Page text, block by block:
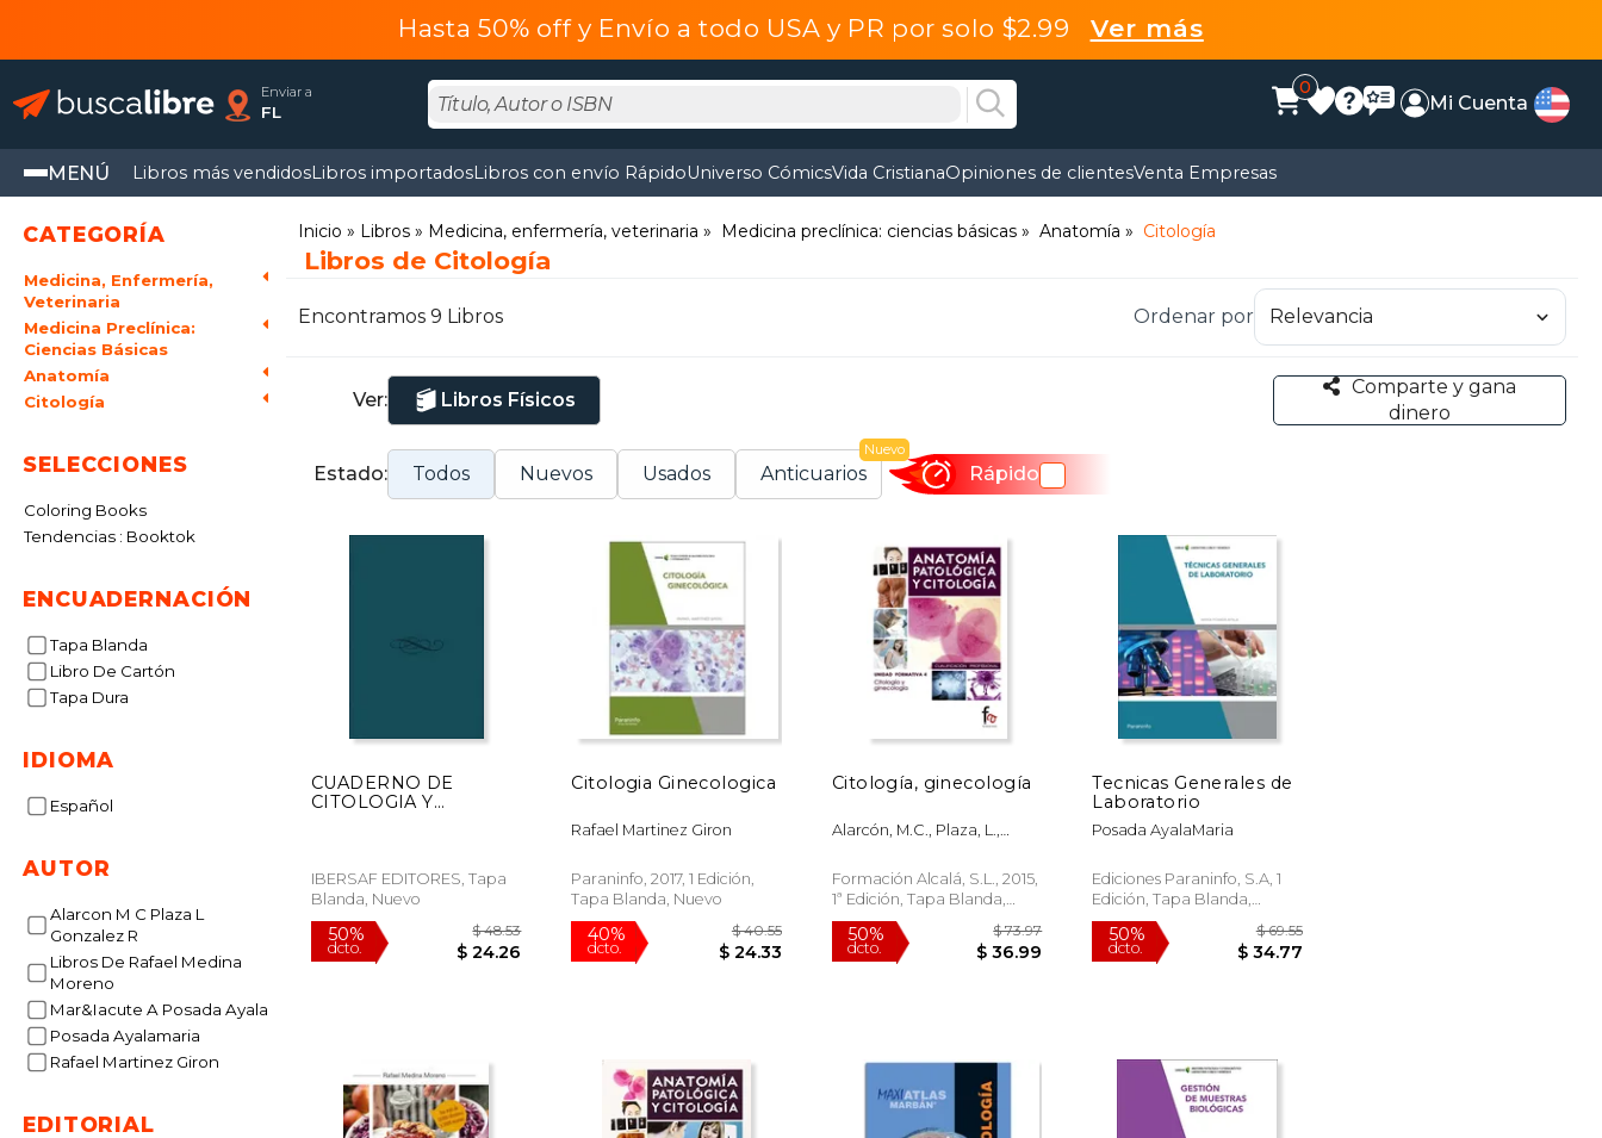
Hasta 50% off y Envío a todo USA y PR por solo $2.99 Ver más
Enviar a
FL
0
Mi Cuenta
MENÚ Libros más vendidosLibros importadosLibros con envío RápidoUniverso CómicsVida CristianaOpiniones de clientesVenta Empresas
CATEGORÍA
Medicina, Enfermería,
Veterinaria
Medicina Preclínica:
Ciencias Básicas
Anatomía
Citología
SELECCIONES
Coloring Books
Tendencias : Booktok
ENCUADERNACIÓN
Tapa Blanda
Libro De Cartón
Tapa Dura
IDIOMA
Español
AUTOR
Alarcon M C Plaza L
Gonzalez R
Libros De Rafael Medina
Moreno
Mar&Iacute A Posada Ayala
Posada Ayalamaria
Rafael Martinez Giron
EDITORIAL
Inicio Libros Medicina, enfermería, veterinaria Medicina preclínica: ciencias básicas Anatomía Citología
Libros de Citología
Encontramos 9 Libros Ordenar por
Ver: Libros Físicos
Comparte y gana
dinero
Estado: Todos Nuevos Usados Anticuarios
Nuevo
Rápido
CUADERNO DE
CITOLOGIA Y
IBERSAF EDITORES, Tapa
Blanda, Nuevo
Citologia Ginecologica
Rafael Martinez Giron
Paraninfo, 2017, 1 Edición,
Tapa Blanda, Nuevo
$ 24.33
Citología, ginecología
Alarcón, M.C., Plaza, L.,
Formación Alcalá, S.L., 2015,
1ª Edición, Tapa Blanda,
Nuevo
$ 36.99
Tecnicas Generales de
Laboratorio
Posada AyalaMaria
Ediciones Paraninfo, S.A, 1
Edición, Tapa Blanda,
Nuevo